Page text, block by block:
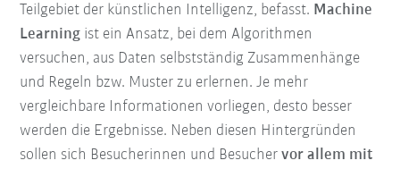
Teilgebiet der künstlichen Intelligenz, befasst. Machine
Learning ist ein Ansatz, bei dem Algorithmen
versuchen, aus Daten selbstständig Zusammenhänge
und Regeln bzw. Muster zu erlernen. Je mehr
vergleichbare Informationen vorliegen, desto besser
werden die Ergebnisse. Neben diesen Hintergründen
sollen sich Besucherinnen und Besuchervor allem mit